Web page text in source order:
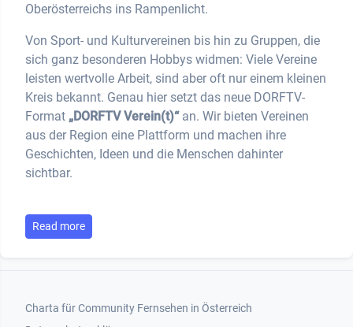
Oberösterreichs ins Rampenlicht.
Von Sport- und Kulturvereinen bis hin zu Gruppen, die
sich ganz besonderen Hobbys widmen: Viele Vereine
leisten wertvolle Arbeit, sind aber oft nur einem kleinen
Kreis bekannt. Genau hier setzt das neue DORFTV-
Format „DORFTV Verein(t)“an. Wir bieten Vereinen
aus der Region eine Plattform und machen ihre
Geschichten, Ideen und die Menschen dahinter
sichtbar.
Read more
Footer 1
Charta für Community Fernsehen in Österreich